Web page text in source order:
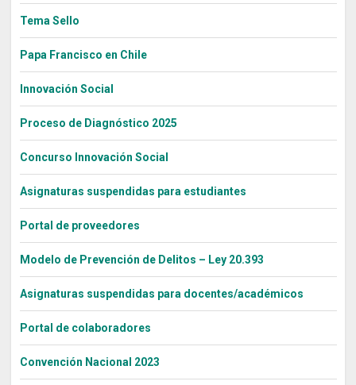
Tema Sello
Papa Francisco en Chile
Innovación Social
Proceso de Diagnóstico 2025
Concurso Innovación Social
Asignaturas suspendidas para estudiantes
Portal de proveedores
Modelo de Prevención de Delitos – Ley 20.393
Asignaturas suspendidas para docentes/académicos
Portal de colaboradores
Convención Nacional 2023